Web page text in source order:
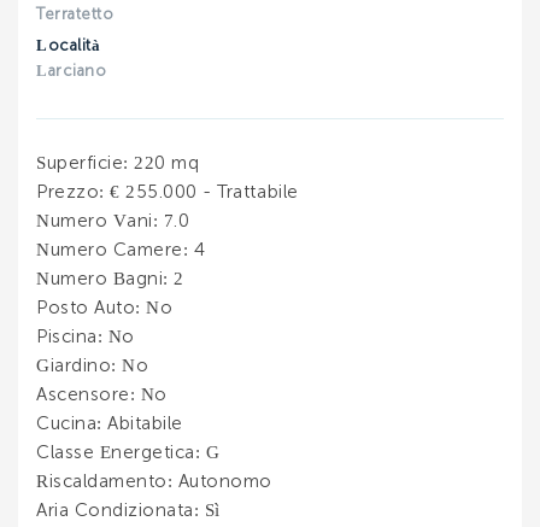
Terratetto
Località
Larciano
Superficie: 220 mq
Prezzo: € 255.000 - Trattabile
Numero Vani : 7.0
Numero Camere : 4
Numero Bagni: 2
Posto Auto: No
Piscina : No
Giardino: No
Ascensore : No
Cucina: Abitabile
Classe Energetica : G
Riscaldamento : Autonomo
Aria Condizionata : Sì